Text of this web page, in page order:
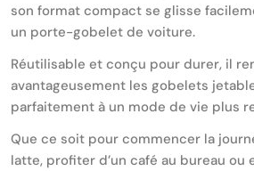
son format compact se glisse
un porte-gobelet de voiture.
Réutilisable et conçu pour durer, il
avantageusement les gobelets
parfaitement à un mode de vie plus
Que ce soit pour commencer la
latte, profiter d’un café au bureau ou